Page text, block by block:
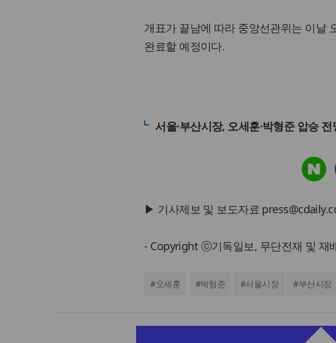
개표가 끝남에 따라 중앙선관위는 이날
완료할 예정이다.
서울·부산시장, 오세훈·박형준 압승 전
▶ 기사제보 및 보도자료
- Copyright ⓒ기독일보, 무단전재 및 재
#오세훈 #박형준 #서울시장 #부산시장